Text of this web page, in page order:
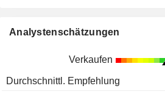
Analystenschätzungen
Verkaufen
Durchschnittl. Empfehlung